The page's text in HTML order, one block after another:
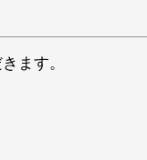
ます。